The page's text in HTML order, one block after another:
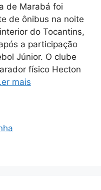
de Marabá foi
de ônibus na noite
do Tocantins,
a participação
Júnior. O clube
físico Hecton
mais